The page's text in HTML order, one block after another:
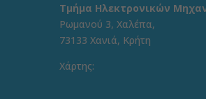
Τμήμα Ηλεκτρονικών
Ρωμανού 3, Χαλέπα,
73133 Χανιά, Κρήτη
Χάρτης: